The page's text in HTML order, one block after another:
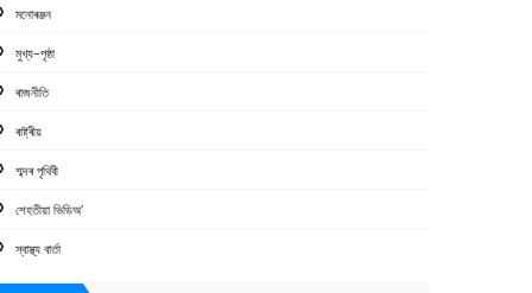
মনোৰঞ্জন
মুখ্য-পৃষ্ঠা
ৰাজনীতি
ৰাষ্ট্ৰীয়
শব্দৰ পৃথিবী
শেহতীয়া ভিডিঅ’
স্বাস্থ্য বাৰ্তা